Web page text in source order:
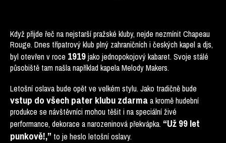
Když přijde řeč na nejstarší pražské kluby, nejde nezmínit Chapeau
Rouge. Dnes třípatrový klub plný zahraničních i českých kapel a djs,
byl otevřen v roce 1919jako jednopokojový kabaret. Svoje stálé
působiště tam našla například kapela Melody Makers.
Letošní oslava bude opět ve velkém stylu. Jako tradičně bude
vstup do všech pater klubu zdarmaa kromě hudební
produkce se návštěvníci mohou těšit i na speciální živé
performance, dekorace a narozeninová překvápka. “Už 99 let
punkově!,” to je heslo letošní oslavy.